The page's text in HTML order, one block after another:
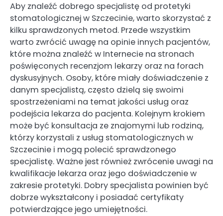
Aby znaleźć dobrego specjalistę od protetyki
stomatologicznej w Szczecinie, warto skorzystać z
kilku sprawdzonych metod. Przede wszystkim
warto zwrócić uwagę na opinie innych pacjentów,
które można znaleźć w Internecie na stronach
poświęconych recenzjom lekarzy oraz na forach
dyskusyjnych. Osoby, które miały doświadczenie z
danym specjalistą, często dzielą się swoimi
spostrzeżeniami na temat jakości usług oraz
podejścia lekarza do pacjenta. Kolejnym krokiem
może być konsultacja ze znajomymi lub rodziną,
którzy korzystali z usług stomatologicznych w
Szczecinie i mogą polecić sprawdzonego
specjalistę. Ważne jest również zwrócenie uwagi na
kwalifikacje lekarza oraz jego doświadczenie w
zakresie protetyki. Dobry specjalista powinien być
dobrze wykształcony i posiadać certyfikaty
potwierdzające jego umiejętności.